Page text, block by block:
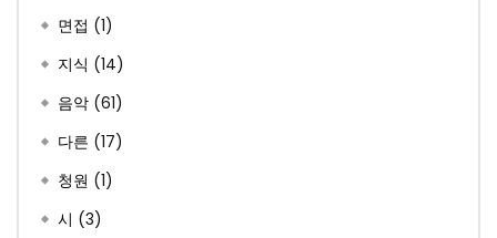
면접 (1)
지식 (14)
음악 (61)
다른 (17)
청원 (1)
시 (3)